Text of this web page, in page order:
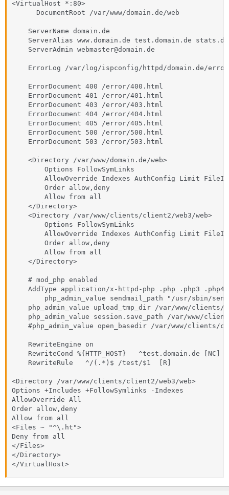
<VirtualHost *:80>
      DocumentRoot /var/www/domain.de/web
    ServerName domain.de
ServerAlias www.domain.de test.domain.de
    ServerAdmin webmaster@domain.de
ErrorLog /var/log/ispconfig/httpd/domain.de/
    ErrorDocument 400 /error/400.html
    ErrorDocument 401 /error/401.html
    ErrorDocument 403 /error/403.html
    ErrorDocument 404 /error/404.html
    ErrorDocument 405 /error/405.html
    ErrorDocument 500 /error/500.html
    ErrorDocument 503 /error/503.html
    <Directory /var/www/domain.de/web>
        Options FollowSymLinks
AllowOverride Indexes AuthConfig Limit
        Order allow,deny
        Allow from all
    </Directory>
    <Directory /var/www/clients/client2/web3/web>
        Options FollowSymLinks
AllowOverride Indexes AuthConfig Limit
        Order allow,deny
        Allow from all
    </Directory>
    # mod_php enabled
AddType application/x-httpd-php .php .php3 .php4
php_admin_value sendmail_path "/usr/sbin/
php_admin_value upload_tmp_dir /var/www/clients/
php_admin_value session.save_path /var/www/
#php_admin_value open_basedir /var/www/clients/
    RewriteEngine on
    RewriteCond %{HTTP_HOST}   ^test.domain.de [NC]
    RewriteRule   ^/(.*)$ /test/$1  [R]
<Directory /var/www/clients/client2/web3/web>
Options +Includes +FollowSymlinks -Indexes
AllowOverride All
Order allow,deny
Allow from all
<Files ~ "^\.ht">
Deny from all
</Files>
</Directory>
</VirtualHost>